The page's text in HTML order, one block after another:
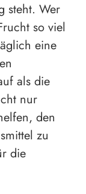
steht. Wer
so viel
eine
als die
nur
den
zu
die